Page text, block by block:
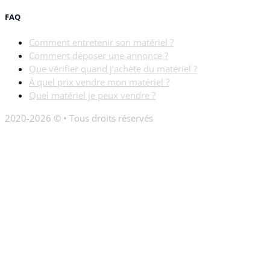
FAQ
Comment entretenir son matériel ?
Comment déposer une annonce ?
Que vérifier quand j’achète du matériel ?
À quel prix vendre mon matériel ?
Quel matériel je peux vendre ?
2020-2026 © • Tous droits réservés